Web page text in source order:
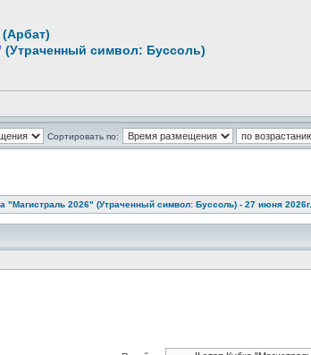
(Арбат)
(Утраченный символ: Буссоль)
Сортировать по:
"Магистраль 2026" (Утраченный символ: Буссоль) - 27 июня 2026г.